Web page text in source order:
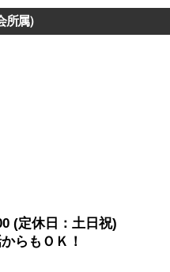
属）
(定休日：土日祝)
らもＯＫ！